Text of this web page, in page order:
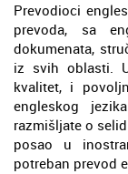
Prevodioci
prevoda, sa
dokumenata,
iz svih oblasti.
kvalitet, i
engleskog
razmišljate o
posao u
potreban prevod